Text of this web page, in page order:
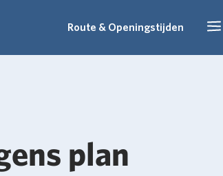
Route & Openingstijden
plan